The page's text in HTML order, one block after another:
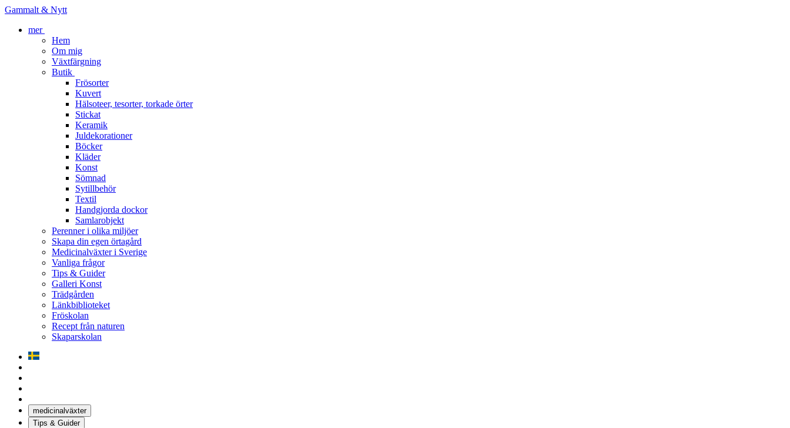
Gammalt & Nytt
mer
Hem
Om mig
Växtfärgning
Butik
Frösorter
Kuvert
Hälsoteer, tesorter, torkade örter
Stickat
Keramik
Juldekorationer
Böcker
Kläder
Konst
Sömnad
Sytillbehör
Textil
Handgjorda dockor
Samlarobjekt
Perenner i olika miljöer
Skapa din egen örtagård
Medicinalväxter i Sverige
Vanliga frågor
Tips & Guider
Galleri Konst
Trädgården
Länkbiblioteket
Fröskolan
Recept från naturen
Skaparskolan
medicinalväxter
Tips & Guider